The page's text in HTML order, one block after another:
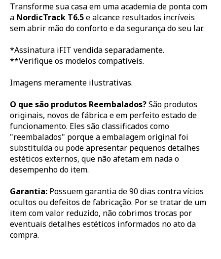
Transforme sua casa em uma academia de ponta com
a NordicTrack T6.5e alcance resultados incríveis
sem abrir mão do conforto e da segurança do seu lar.
*Assinatura iFIT vendida separadamente.
**Verifique os modelos compatíveis.
Imagens meramente ilustrativas.
O que são produtos Reembalados?São produtos
originais, novos de fábrica e em perfeito estado de
funcionamento. Eles são classificados como
"reembalados" porque a embalagem original foi
substituída ou pode apresentar pequenos detalhes
estéticos externos, que não afetam em nada o
desempenho do item.
Garantia: Possuem garantia de 90 dias contra vícios
ocultos ou defeitos de fabricação. Por se tratar de um
item com valor reduzido, não cobrimos trocas por
eventuais detalhes estéticos informados no ato da
compra.